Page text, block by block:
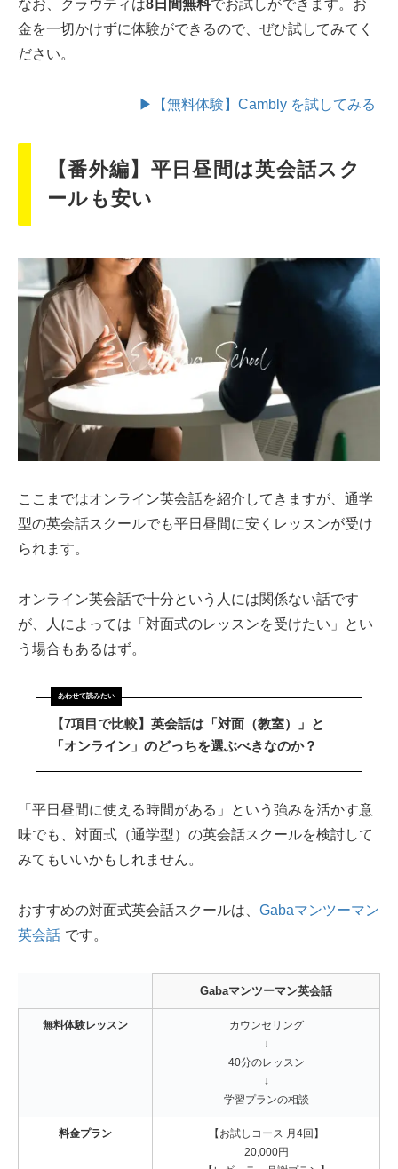
なお、クラウティは8日間無料でお試しができます。お
金を一切かけずに体験ができるので、ぜひ試してみてく
ださい。
▶【無料体験】Cambly を試してみる
【番外編】平日昼間は英会話スク
ールも安い
ここまではオンライン英会話を紹介してきますが、通学
型の英会話スクールでも平日昼間に安くレッスンが受け
られます。
オンライン英会話で十分という人には関係ない話です
が、人によっては「対面式のレッスンを受けたい」とい
う場合もあるはず。
【7項目で比較】英会話は「対面（教室）」と
「オンライン」のどっちを選ぶべきなのか？
「平日昼間に使える時間がある」という強みを活かす意
味でも、対面式（通学型）の英会話スクールを検討して
みてもいいかもしれません。
おすすめの対面式英会話スクールは、 Gabaマンツーマン
英会話 です。
Gabaマンツーマン英会話
無料体験レッスン
カウンセリング
↓
40分のレッスン
↓
学習プランの相談
料金プラン
【お試しコース 月4回】
20,000円